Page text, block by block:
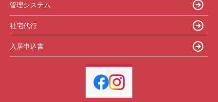
管理システム
社宅代行
入居申込書